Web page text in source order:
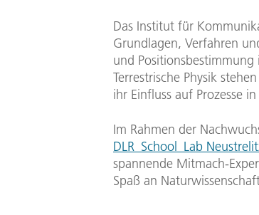
Das Institut für
Grundlagen, Verfahren
und
Terrestrische Physik
ihr Einfluss auf Prozesse
Im Rahmen der
DLR_School_Lab
spannende Mitmach-
Spaß an